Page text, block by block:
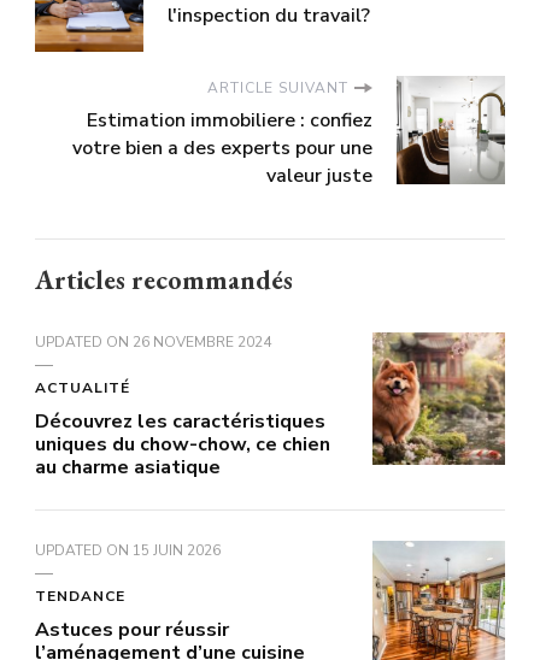
l'inspection du travail?
ARTICLE SUIVANT
Estimation immobiliere : confiez
votre bien a des experts pour une
valeur juste
Articles recommandés
UPDATED ON 26 NOVEMBRE 2024
ACTUALITÉ
Découvrez les caractéristiques
uniques du chow-chow, ce chien
au charme asiatique
UPDATED ON 15 JUIN 2026
TENDANCE
Astuces pour réussir
l’aménagement d’une cuisine